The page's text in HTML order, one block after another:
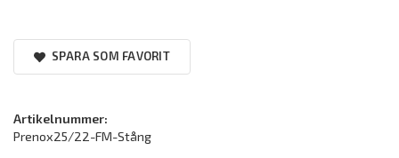
SPARA SOM FAVORIT
Artikelnummer:
Prenox25/22-FM-Stång